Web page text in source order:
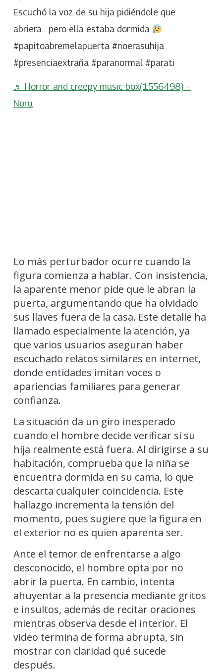
Escuchó la voz de su hija pidiéndole que
abriera… pero ella estaba dormida
#papitoabremelapuerta #noerasuhija
#presenciaextraña #paranormal #parati
♬ Horror and creepy music box(1556498) –
Noru
Lo más perturbador ocurre cuando la
figura comienza a hablar. Con insistencia,
la aparente menor pide que le abran la
puerta, argumentando que ha olvidado
sus llaves fuera de la casa. Este detalle ha
llamado especialmente la atención, ya
que varios usuarios aseguran haber
escuchado relatos similares en internet,
donde entidades imitan voces o
apariencias familiares para generar
confianza.
La situación da un giro inesperado
cuando el hombre decide verificar si su
hija realmente está fuera. Al dirigirse a su
habitación, comprueba que la niña se
encuentra dormida en su cama, lo que
descarta cualquier coincidencia. Este
hallazgo incrementa la tensión del
momento, pues sugiere que la figura en
el exterior no es quien aparenta ser.
Ante el temor de enfrentarse a algo
desconocido, el hombre opta por no
abrir la puerta. En cambio, intenta
ahuyentar a la presencia mediante gritos
e insultos, además de recitar oraciones
mientras observa desde el interior. El
video termina de forma abrupta, sin
mostrar con claridad qué sucede
después.